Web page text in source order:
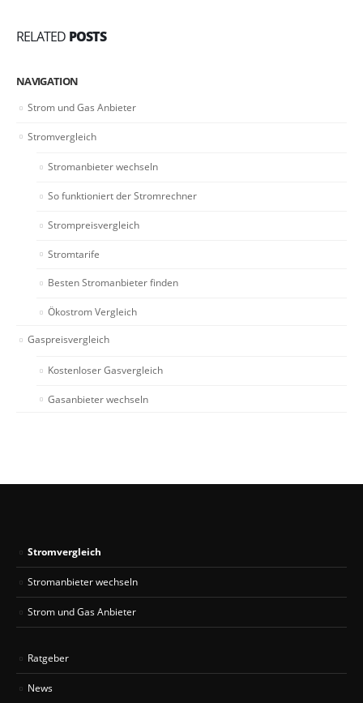
RELATED POSTS
NAVIGATION
Strom und Gas Anbieter
Stromvergleich
Stromanbieter wechseln
So funktioniert der Stromrechner
Strompreisvergleich
Stromtarife
Besten Stromanbieter finden
Ökostrom Vergleich
Gaspreisvergleich
Kostenloser Gasvergleich
Gasanbieter wechseln
Stromvergleich
Stromanbieter wechseln
Strom und Gas Anbieter
Ratgeber
News